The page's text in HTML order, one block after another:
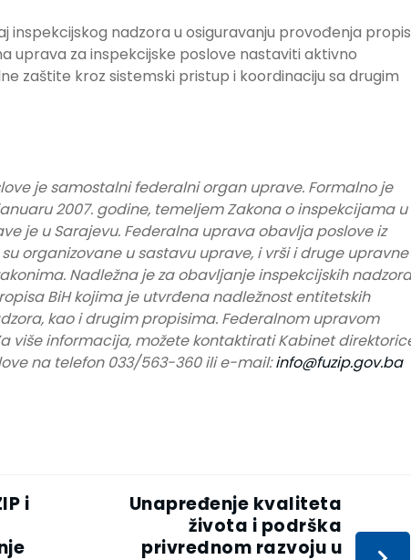
inspekcijskog nadzora u osiguravanju provođenja
uprava za inspekcijske poslove nastaviti aktivno
zaštite kroz sistemski pristup i koordinaciju sa drugim
je samostalni federalni organ uprave. Formalno je
2007. godine, temeljem Zakona o inspekcijama u
je u Sarajevu. Federalna uprava obavlja poslove iz
organizovane u sastavu uprave, i vrši i druge upravne
Nadležna je za obavljanje inspekcijskih nadzora
BiH kojima je utvrđena nadležnost entitetskih
kao i drugim propisima. Federalnom upravom
više informacija, možete kontaktirati Kabinet
na telefon 033/563-360 ili e-mail:info@fuzip.gov.ba
i
Unapređenje kvaliteta
života i podrška
privrednom razvoju u